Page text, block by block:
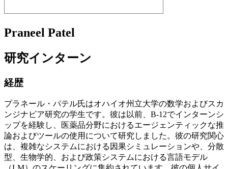
Praneel Patel
研究インターン
経歴
プラネール・パテル氏はオハイオ州立大学の数学およびスカ
ンジナビア研究の学生です。彼は以前、B-12でインターンシ
ップを経験し、医薬品分野におけるエージェンティックな推
論およびツールの使用について研究しました。彼の研究関心
は、複雑なシステムにおける因果シミュレーションや、分散
型、生物学的、および政策システムにおける言語モデル